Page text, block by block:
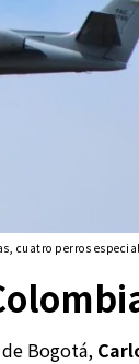
cuatro perros
Bogotá,